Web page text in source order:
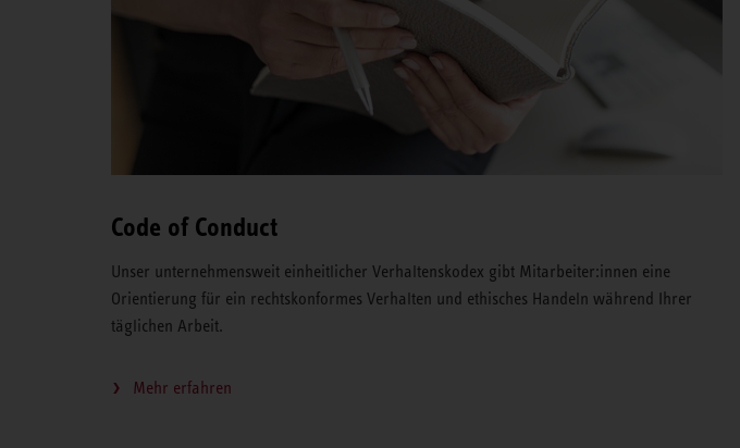
Code of Conduct
Unser unternehmensweit einheitlicher Verhaltenskodex gibt Mitarbeiter:innen eine
Orientierung für ein rechtskonformes Verhalten und ethisches Handeln während Ihrer
täglichen Arbeit.
Mehr erfahren